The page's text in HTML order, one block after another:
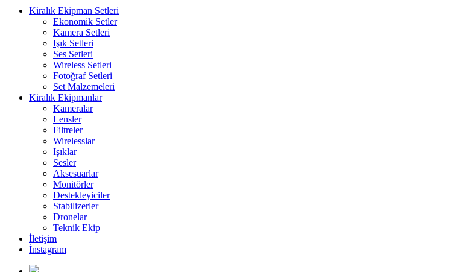
Kiralık Ekipman Setleri
Ekonomik Setler
Kamera Setleri
Işık Setleri
Ses Setleri
Wireless Setleri
Fotoğraf Setleri
Set Malzemeleri
Kiralık Ekipmanlar
Kameralar
Lensler
Filtreler
Wirelesslar
Işıklar
Sesler
Aksesuarlar
Monitörler
Destekleyiciler
Stabilizerler
Dronelar
Teknik Ekip
İletişim
İnstagram